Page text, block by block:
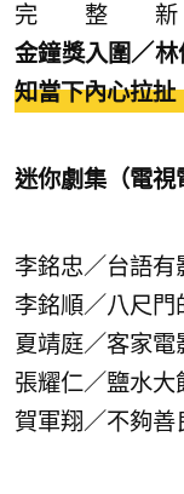
完整
金鐘獎入圍／
知當下內心拉扯
迷你劇集（電視
李銘忠／台語有
李銘順／八尺門
夏靖庭／客家電
張耀仁／鹽水大
賀軍翔／不夠善